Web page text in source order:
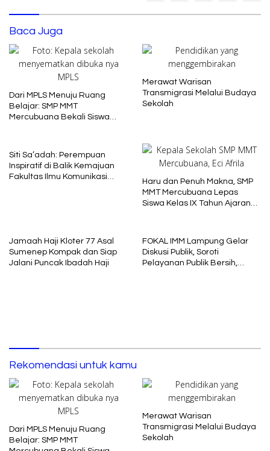
Baca Juga
Dari MPLS Menuju Ruang
Belajar: SMP MMT
Mercubuana Bekali Siswa
Merawat Warisan
Transmigrasi Melalui Budaya
Sekolah
Siti Sa’adah: Perempuan
Inspiratif di Balik Kemajuan
Fakultas Ilmu Komunikasi
Haru dan Penuh Makna, SMP
MMT Mercubuana Lepas
Siswa Kelas IX Tahun Ajaran
Jamaah Haji Kloter 77 Asal
Sumenep Kompak dan Siap
Jalani Puncak Ibadah Haji
FOKAL IMM Lampung Gelar
Diskusi Publik, Soroti
Pelayanan Publik Bersih,
Rekomendasi untuk kamu
Dari MPLS Menuju Ruang
Belajar: SMP MMT
Merawat Warisan
Transmigrasi Melalui Budaya
Sekolah